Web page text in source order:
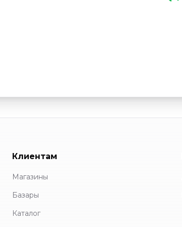
Клиентам
Магазины
Базары
Каталог